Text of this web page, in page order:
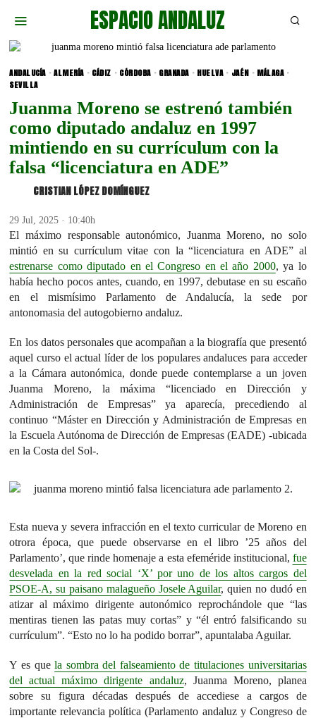
ESPACIO ANDALUZ
ANDALUCÍA · ALMERÍA · CÁDIZ · CÓRDOBA · GRANADA · HUELVA · JAÉN · MÁLAGA ·
SEVILLA
Juanma Moreno se estrenó también
como diputado andaluz en 1997
mintiendo en su currículum con la
falsa “licenciatura en ADE”
CRISTIAN LÓPEZ DOMÍNGUEZ
29 Jul, 2025 · 10:40h
El máximo responsable autonómico, Juanma Moreno, no solo
mintió en su currículum vitae con la “licenciatura en ADE” al
estrenarse como diputado en el Congreso en el año 2000, ya lo
había hecho pocos antes, cuando, en 1997, debutase en su escaño
en el mismísimo Parlamento de Andalucía, la sede por
antonomasia del autogobierno andaluz.
En los datos personales que acompañan a la biografía que presentó
aquel curso el actual líder de los populares andaluces para acceder
a la Cámara autonómica, donde puede contemplarse a un joven
Juanma Moreno, la máxima “licenciado en Dirección y
Administración de Empresas” ya aparecía, precediendo al
continuo “Máster en Dirección y Administración de Empresas en
la Escuela Autónoma de Dirección de Empresas (EADE) -ubicada
en la Costa del Sol-.
Esta nueva y severa infracción en el texto curricular de Moreno en
otrora época, que puede observarse en el libro ’25 años del
Parlamento’, que rinde homenaje a esta efeméride institucional, fue
desvelada en la red social ‘X’ por uno de los altos cargos del
PSOE-A, su paisano malagueño Josele Aguilar, quien no dudó en
atizar al máximo dirigente autonómico reprochándole que “las
mentiras tienen las patas muy cortas” y “él entró falsificando su
currículum”. “Esto no lo ha podido borrar”, apuntalaba Aguilar.
Y es quela sombra del falseamiento de titulaciones universitarias
del actual máximo dirigente andaluz, Juanma Moreno, planea
sobre su figura décadas después de accediese a cargos de
importante relevancia política (Parlamento andaluz y Congreso de